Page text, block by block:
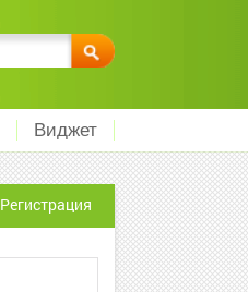
Виджет
Регистрация